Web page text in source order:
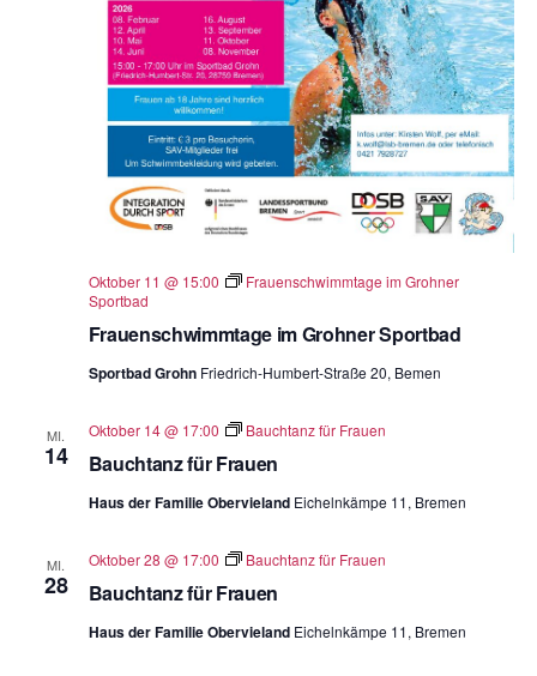
Frauenschwimmtage im Grohner Sportbad
Oktober 11 @ 15:00
Frauenschwimmtage im Grohner
Sportbad
Sportbad Grohn Friedrich-Humbert-Straße 20, Bemen
MI.
14 Bauchtanz für Frauen
Oktober 14 @ 17:00 Bauchtanz für Frauen
Haus der Familie Obervieland Eichelnkämpe 11, Bremen
MI.
28 Bauchtanz für Frauen
Oktober 28 @ 17:00 Bauchtanz für Frauen
Haus der Familie Obervieland Eichelnkämpe 11, Bremen